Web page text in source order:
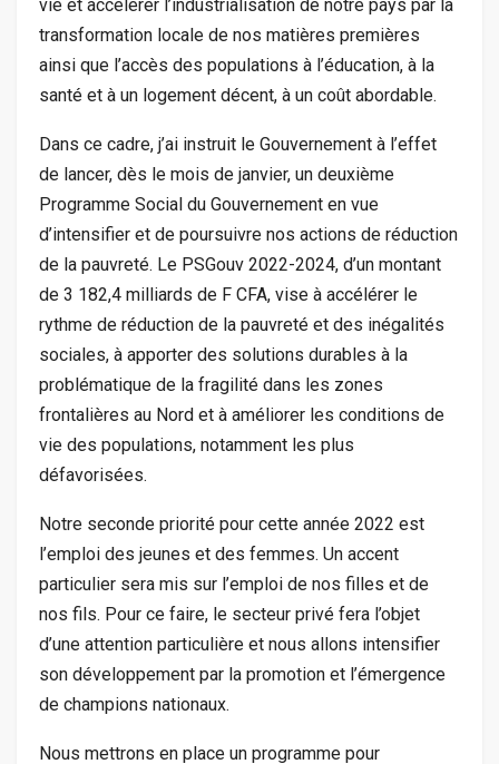
vie et accélérer l’industrialisation de notre pays par la
transformation locale de nos matières premières
ainsi que l’accès des populations à l’éducation, à la
santé et à un logement décent, à un coût abordable.
Dans ce cadre, j’ai instruit le Gouvernement à l’effet
de lancer, dès le mois de janvier, un deuxième
Programme Social du Gouvernement en vue
d’intensifier et de poursuivre nos actions de réduction
de la pauvreté. Le PSGouv 2022-2024, d’un montant
de 3 182,4 milliards de F CFA, vise à accélérer le
rythme de réduction de la pauvreté et des inégalités
sociales, à apporter des solutions durables à la
problématique de la fragilité dans les zones
frontalières au Nord et à améliorer les conditions de
vie des populations, notamment les plus
défavorisées.
Notre seconde priorité pour cette année 2022 est
l’emploi des jeunes et des femmes. Un accent
particulier sera mis sur l’emploi de nos filles et de
nos fils. Pour ce faire, le secteur privé fera l’objet
d’une attention particulière et nous allons intensifier
son développement par la promotion et l’émergence
de champions nationaux.
Nous mettrons en place un programme pour